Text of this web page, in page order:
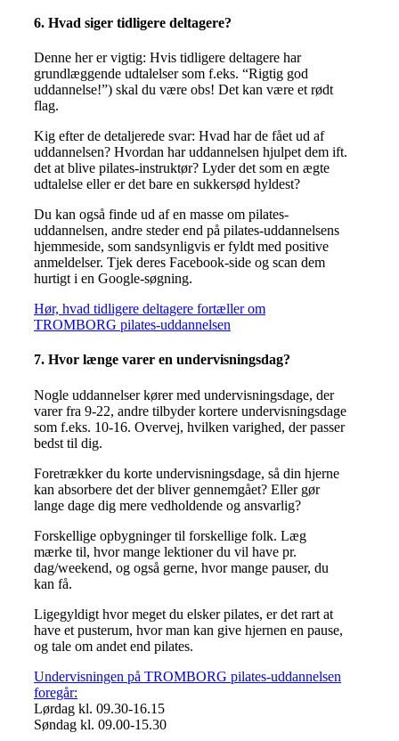
6. Hvad siger tidligere deltagere?
Denne her er vigtig: Hvis tidligere deltagere har
grundlæggende udtalelser som f.eks. “Rigtig god
uddannelse!”) skal du være obs! Det kan være et rødt
flag.
Kig efter de detaljerede svar: Hvad har de fået ud af
uddannelsen? Hvordan har uddannelsen hjulpet dem ift.
det at blive pilates-instruktør? Lyder det som en ægte
udtalelse eller er det bare en sukkersød hyldest?
Du kan også finde ud af en masse om pilates-
uddannelsen, andre steder end på pilates-uddannelsens
hjemmeside, som sandsynligvis er fyldt med positive
anmeldelser. Tjek deres Facebook-side og scan dem
hurtigt i en Google-søgning.
Hør, hvad tidligere deltagere fortæller om
TROMBORG pilates-uddannelsen
7. Hvor længe varer en undervisningsdag?
Nogle uddannelser kører med undervisningsdage, der
varer fra 9-22, andre tilbyder kortere undervisningsdage
som f.eks. 10-16. Overvej, hvilken varighed, der passer
bedst til dig.
Foretrækker du korte undervisningsdage, så din hjerne
kan absorbere det der bliver gennemgået? Eller gør
lange dage dig mere vedholdende og ansvarlig?
Forskellige opbygninger til forskellige folk. Læg
mærke til, hvor mange lektioner du vil have pr.
dag/weekend, og også gerne, hvor mange pauser, du
kan få.
Ligegyldigt hvor meget du elsker pilates, er det rart at
have et pusterum, hvor man kan give hjernen en pause,
og tale om andet end pilates.
Undervisningen på TROMBORG pilates-uddannelsen
foregår:
Lørdag kl. 09.30-16.15
Søndag kl. 09.00-15.30